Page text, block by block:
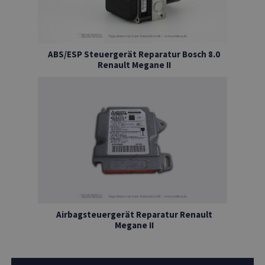
ABS/ESP Steuergerät Reparatur Bosch 8.0
Renault Megane II
Airbagsteuergerät Reparatur Renault
Megane II